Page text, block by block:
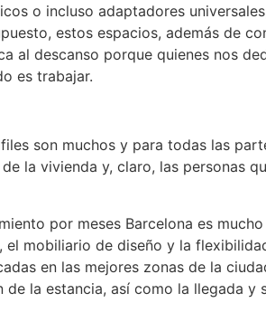
o incluso adaptadores
estos espacios, además de
al descanso porque quienes nos
es trabajar.
son muchos y para todas las
la vivienda y, claro, las personas
por meses Barcelona es
mobiliario de diseño y la
en las mejores zonas de la
la estancia, así como la llegada y